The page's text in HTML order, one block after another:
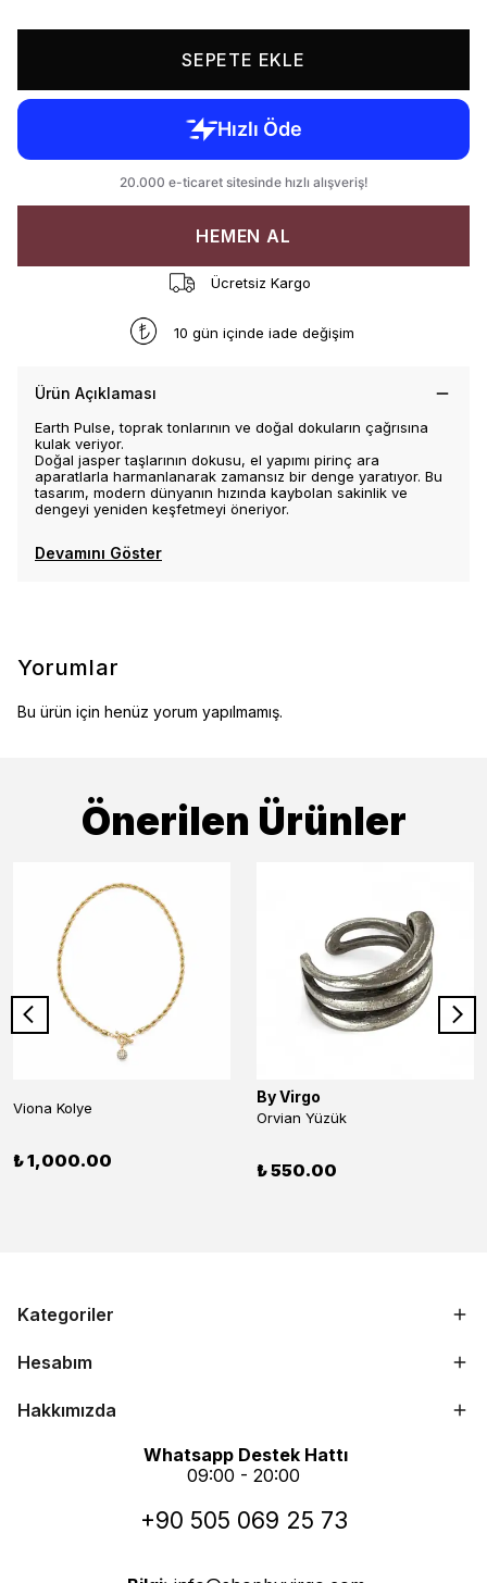
SEPETE EKLE
HEMEN AL
Ücretsiz Kargo
10 gün içinde iade değişim
Ürün Açıklaması
Earth Pulse, toprak tonlarının ve doğal dokuların çağrısına
kulak veriyor.
Doğal jasper taşlarının dokusu, el yapımı pirinç ara
aparatlarla harmanlanarak zamansız bir denge yaratıyor. Bu
tasarım, modern dünyanın hızında kaybolan sakinlik ve
dengeyi yeniden keşfetmeyi öneriyor.
Devamını Göster
Yorumlar
Bu ürün için henüz yorum yapılmamış.
Önerilen Ürünler
Viona Kolye
₺ 1,000.00
By Virgo
Orvian Yüzük
₺ 550.00
Kategoriler
Hesabım
Hakkımızda
Whatsapp Destek Hattı
09:00 - 20:00
+90 505 069 25 73